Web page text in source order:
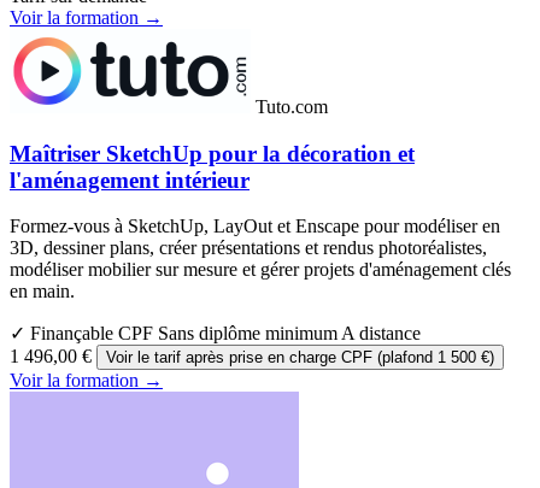
Voir la formation →
Tuto.com
Maîtriser SketchUp pour la décoration et
l'aménagement intérieur
Formez-vous à SketchUp, LayOut et Enscape pour modéliser en
3D, dessiner plans, créer présentations et rendus photoréalistes,
modéliser mobilier sur mesure et gérer projets d'aménagement clés
en main.
✓ Finançable CPF Sans diplôme minimumA distance
1 496,00 €
Voir le tarif après prise en charge CPF (plafond 1 500 €)
Voir la formation →